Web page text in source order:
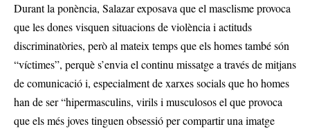
Durant la ponència, Salazar exposava que el masclisme provoca
que les dones visquen situacions de violència i actituds
discriminatòries, però al mateix temps que els homes també són
“víctimes”, perquè s’envia el continu missatge a través de mitjans
de comunicació i, especialment de xarxes socials que ho homes
han de ser “hipermasculins, virils i musculosos el que provoca
que els més joves tinguen obsessió per compartir una imatge